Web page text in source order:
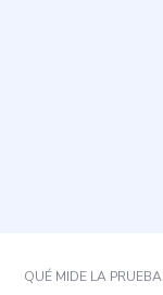
QUÉ MIDE LA PRUEBA